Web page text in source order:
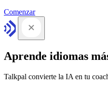
Comenzar
Aprende idiomas
Talkpal convierte la IA en tu